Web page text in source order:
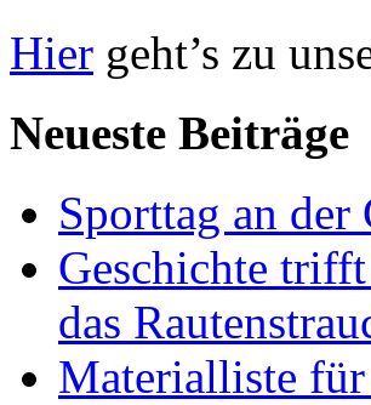
Hier geht’s zu
Neueste Beiträge
Sporttag an der
Geschichte
das
Materialliste